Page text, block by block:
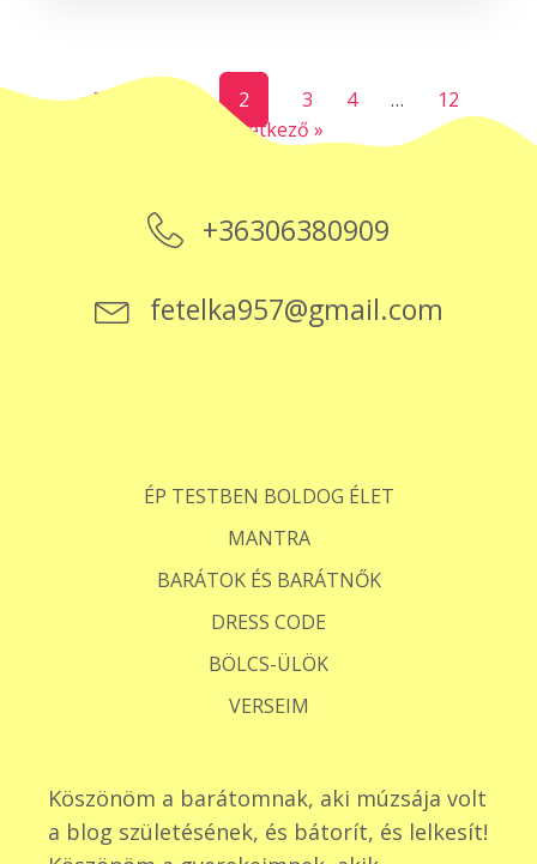
« Előző 2 3 4 …
12
Következő »
+36306380909
fetelka957@gmail.com
ÉP TESTBEN BOLDOG ÉLET
MANTRA
BARÁTOK ÉS BARÁTNŐK
DRESS CODE
BÖLCS-ÜLÖK
VERSEIM
Köszönöm a barátomnak, aki múzsája volt
a blog születésének, és bátorít, és lelkesít!